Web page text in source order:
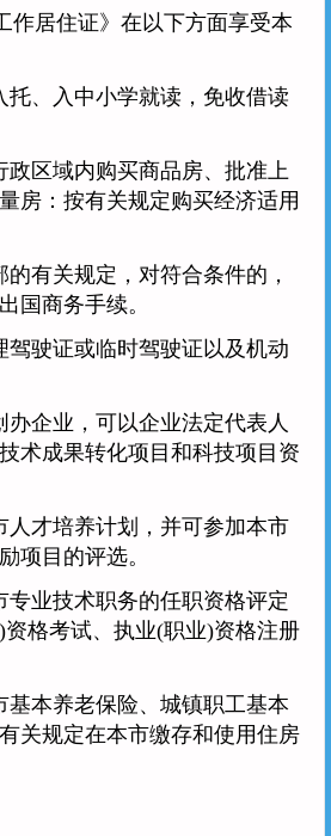
居住证》在以下方面享受本
、入中小学就读，免收借读
区域内购买商品房、批准上
房：按有关规定购买经济适用
有关规定，对符合条件的，
国商务手续。
驶证或临时驾驶证以及机动
企业，可以企业法定代表人
术成果转化项目和科技项目资
才培养计划，并可参加本市
项目的评选。
业技术职务的任职资格评定
格考试、执业(职业)资格注册
本养老保险、城镇职工基本
关规定在本市缴存和使用住房